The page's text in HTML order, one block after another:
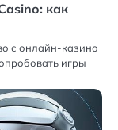
как
с онлайн-казино
игры